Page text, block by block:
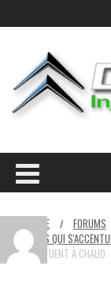
HOME / FORUMS
INTERNES QUI
S'ACCENTUENT À CHAUD